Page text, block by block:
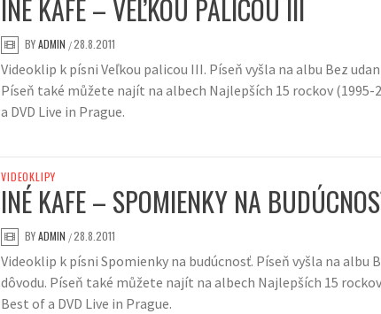
INÉ KAFE – VEĽKOU PALICOU III
BYADMIN /28.8.2011
Videoklip k písni Veľkou palicou III. Píseň vyšla na albu Bez
Píseň také můžete najít na albech Najlepších 15 rockov (1995-
a DVD Live in Prague.
VIDEOKLIPY
INÉ KAFE – SPOMIENKY NA
BYADMIN /28.8.2011
Videoklip k písni Spomienky na budúcnosť. Píseň vyšla na albu
dôvodu. Píseň také můžete najít na albech Najlepších 15
Best of a DVD Live in Prague.